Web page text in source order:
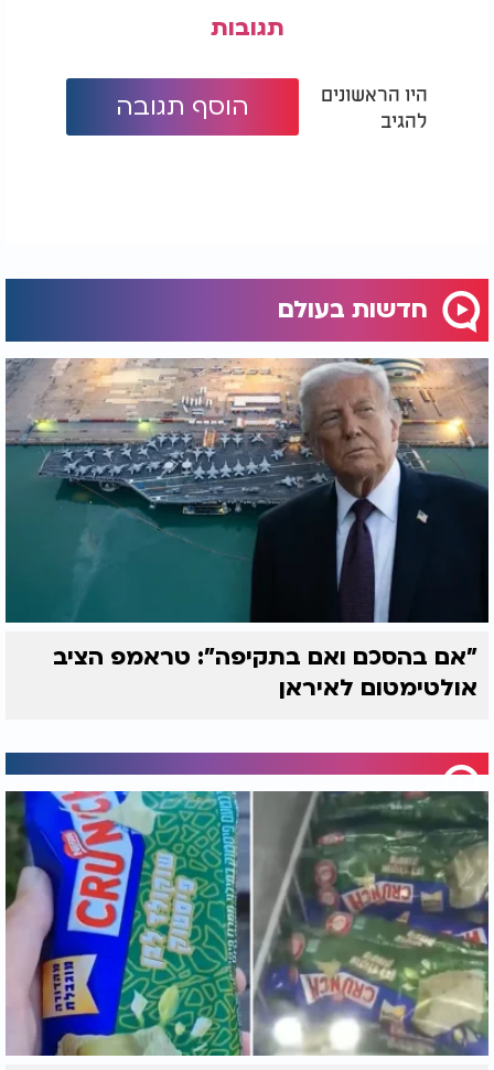
גם לטפל בתופעות בלתי נתפסות. לצערנו, במקרה הזה -
תגובות
היו הראשונים
להגיב
הוסף תגובה
חדשות בעולם
"אם בהסכם ואם בתקיפה": טראמפ הציב
אולטימטום לאיראן